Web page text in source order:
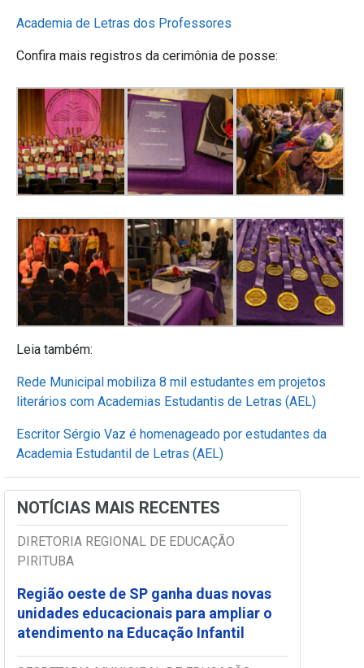
Academia de Letras dos Professores
Confira mais registros da cerimônia de posse:
Leia também:
Rede Municipal mobiliza 8 mil estudantes em projetos
literários com Academias Estudantis de Letras (AEL)
Escritor Sérgio Vaz é homenageado por estudantes da
Academia Estudantil de Letras (AEL)
NOTÍCIAS MAIS RECENTES
DIRETORIA REGIONAL DE EDUCAÇÃO
PIRITUBA
Região oeste de SP ganha duas novas
unidades educacionais para ampliar o
atendimento na Educação Infantil